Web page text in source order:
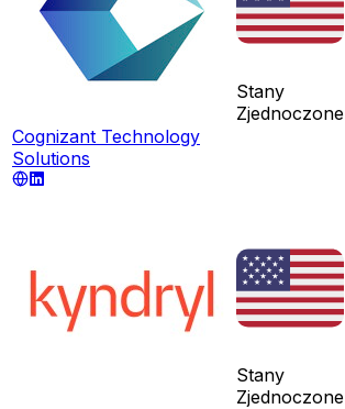
Cognizant Technology
Solutions
Stany
Zjednoczone
Stany
Zjednoczone